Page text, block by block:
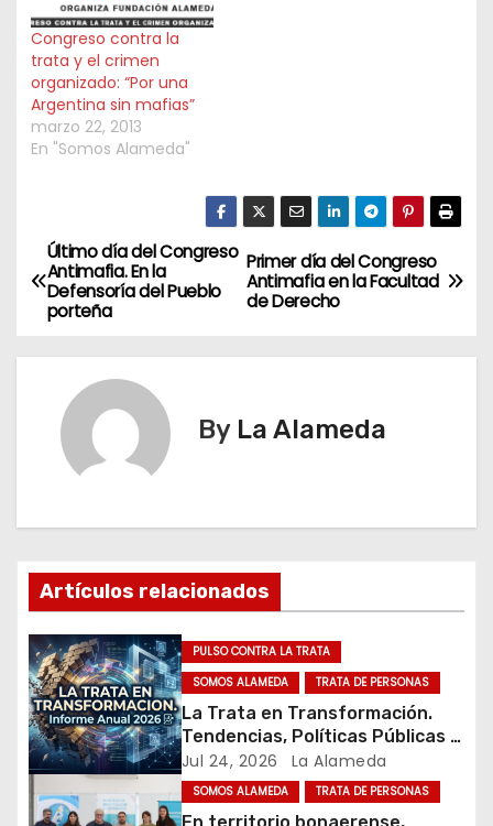
Congreso contra la
trata y el crimen
organizado: “Por una
Argentina sin mafias”
marzo 22, 2013
En "Somos Alameda"
N
a
v
c
ó
n
d
e
Primer día del Congreso
Antimafia en la Facultad
de Derecho
Último día del Congreso
Antimafia. En la
Defensoría del Pueblo
porteña
By La Alameda
Artículos relacionados
PULSO CONTRA LA TRATA
SOMOS ALAMEDA
TRATA DE PERSONAS
La Trata en Transformación.
Tendencias, Políticas Públicas y
Nuevos Desafíos. Argentina y el
Mundo – Julio 2026
Jul 24, 2026 La Alameda
SOMOS ALAMEDA TRATA DE PERSONAS